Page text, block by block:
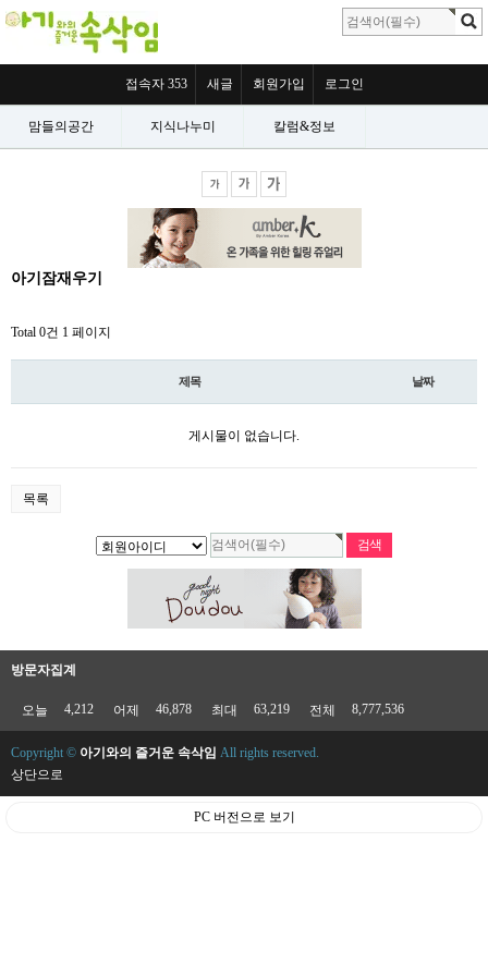
접속자 353 새글 회원가입 로그인
맘들의공간 지식나누미 칼럼&정보
아기잠재우기
Total 0건 1 페이지
제목 날짜
게시물이 없습니다.
목록
방문자집계
오늘 4,212 어제 46,878 최대 63,219 전체 8,777,536
Copyright © 아기와의 즐거운 속삭임 All rights reserved.
상단으로
PC 버전으로 보기